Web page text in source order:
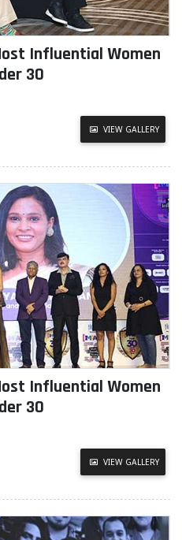
Influential Women
30
VIEW GALLERY
Influential Women
30
VIEW GALLERY